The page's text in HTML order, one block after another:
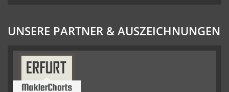
UNSERE PARTNER & AUSZEICHNUNGEN